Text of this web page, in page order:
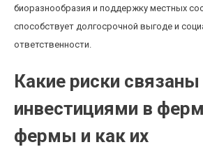
биоразнообразия и поддержку местных
способствует долгосрочной выгоде и
ответственности.
Какие риски связаны
инвестициями в
фермы и как их